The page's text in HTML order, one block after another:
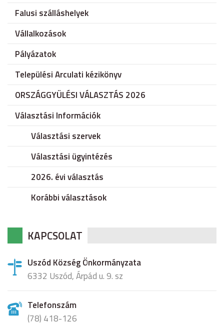
Falusi szálláshelyek
Vállalkozások
Pályázatok
Települési Arculati kézikönyv
ORSZÁGGYÜLÉSI VÁLASZTÁS 2026
Választási Információk
Választási szervek
Választási ügyintézés
2026. évi választás
Korábbi választások
KAPCSOLAT
Uszód Község Önkormányzata
6332 Uszód, Árpád u. 9. sz
Telefonszám
(78) 418-126